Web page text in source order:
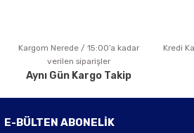
Gönder
Kargom Nerede / 15:00’a kadar
verilen siparişler
Aynı Gün Kargo Takip
Kredi
E-BÜLTEN ABONELİK